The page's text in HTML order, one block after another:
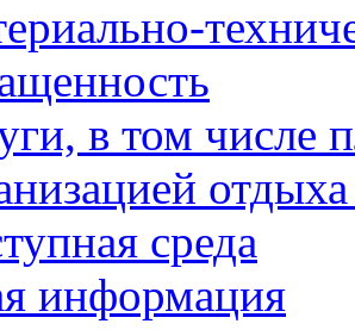
в том числе
среда
информация